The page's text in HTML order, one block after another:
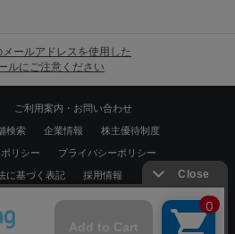
ールアドレスを使用した
ルにご注意ください
ご利用案内・お問い合わせ
検索 企業情報 株主優待制度
リシー プライバシーポリシー
に基づく表記 採用情報
CO.,LTD. All rights reserved.